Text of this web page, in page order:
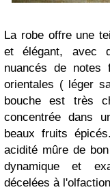
La robe offre une
et élégant, avec
nuancés de notes
orientales ( léger
bouche est très
concentrée dans
beaux fruits
acidité mûre de
dynamique et
décelées à